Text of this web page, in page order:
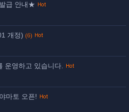
급 안내★
개정) (6)
운영하고 있습니다.
마토 오픈!